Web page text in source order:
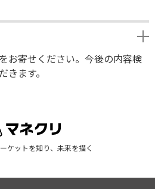
お寄せください。今後の内容検
きます。
ケットを知り、未来を描く